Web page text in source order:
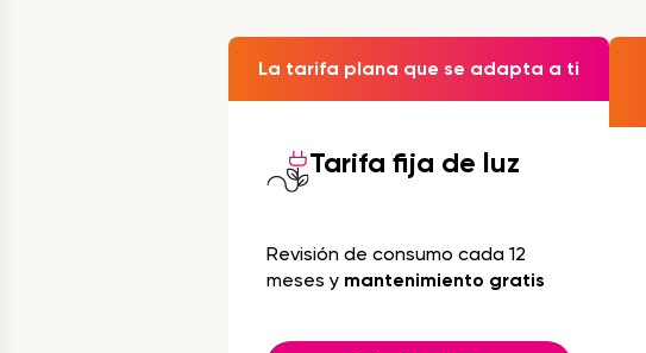
La tarifa plana que se adapta a ti
Tarifa fija de luz
Revisión de consumo cada 12
meses y mantenimiento gratis